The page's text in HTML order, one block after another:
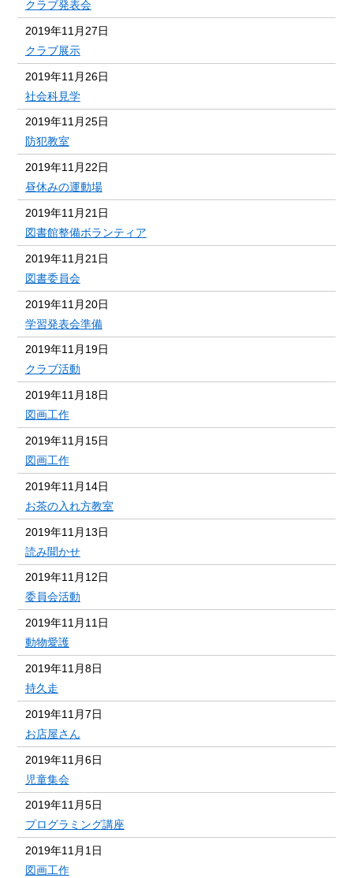
クラブ発表会
2019年11月27日
クラブ展示
2019年11月26日
社会科見学
2019年11月25日
防犯教室
2019年11月22日
昼休みの運動場
2019年11月21日
図書館整備ボランティア
2019年11月21日
図書委員会
2019年11月20日
学習発表会準備
2019年11月19日
クラブ活動
2019年11月18日
図画工作
2019年11月15日
図画工作
2019年11月14日
お茶の入れ方教室
2019年11月13日
読み聞かせ
2019年11月12日
委員会活動
2019年11月11日
動物愛護
2019年11月8日
持久走
2019年11月7日
お店屋さん
2019年11月6日
児童集会
2019年11月5日
プログラミング講座
2019年11月1日
図画工作